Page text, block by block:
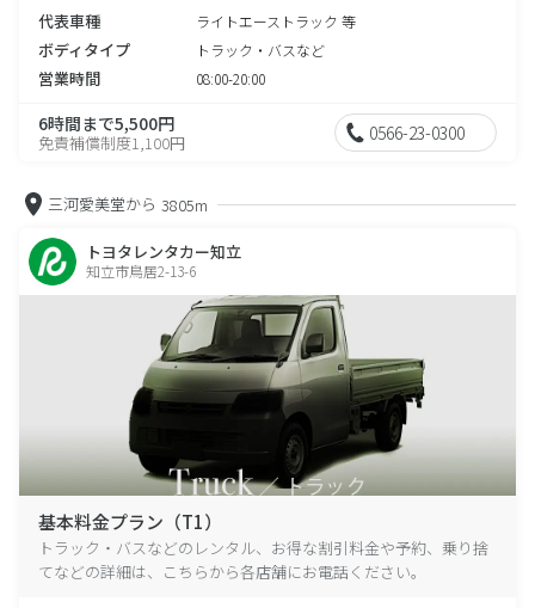
代表車種 ライトエーストラック 等
ボディタイプ トラック・バスなど
営業時間 08:00-20:00
6時間まで5,500円
免責補償制度1,100円 0566-23-0300
三河愛美堂から 3805m
トヨタレンタカー知立
知立市鳥居2-13-6
基本料金プラン（T1）
トラック・バスなどのレンタル、お得な割引料金や予約、乗り捨
てなどの詳細は、こちらから各店舗にお電話ください。